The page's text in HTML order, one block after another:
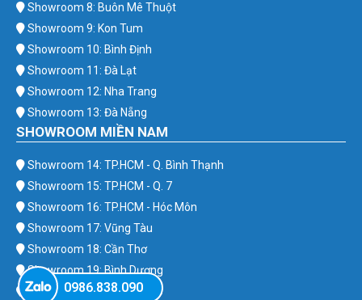
Showroom 8: Buôn Mê Thuột
Showroom 9: Kon Tum
Showroom 10: Bình Định
Showroom 11: Đà Lạt
Showroom 12: Nha Trang
Showroom 13: Đà Nẵng
SHOWROOM MIỀN NAM
Showroom 14: TP.HCM - Q. Bình Thạnh
Showroom 15: TP.HCM - Q. 7
Showroom 16: TP.HCM - Hóc Môn
Showroom 17: Vũng Tàu
Showroom 18: Cần Thơ
Showroom 19: Bình Dương
Showroom 20: Bình Phước
0986.838.090